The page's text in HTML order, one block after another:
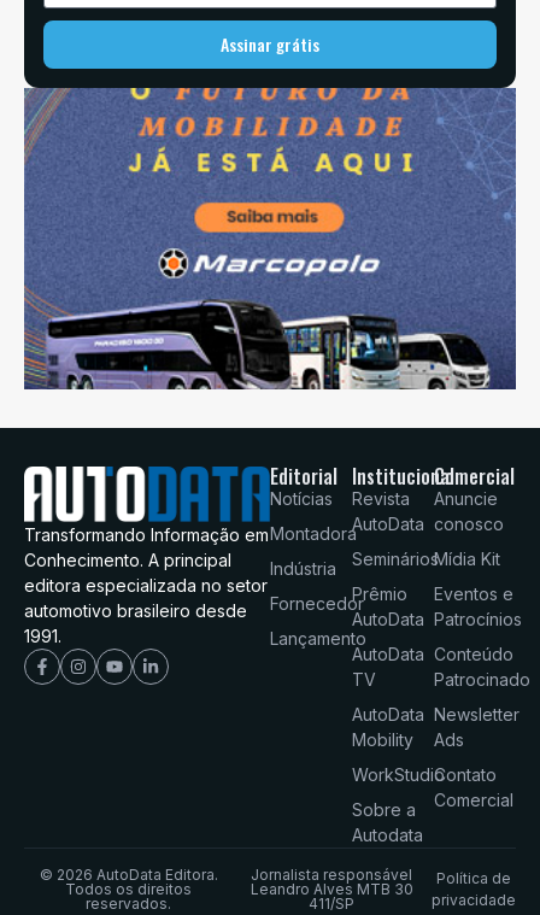
Assinar grátis
Transformando Informação em
Conhecimento. A principal
editora especializada no setor
automotivo brasileiro desde
1991.
Editorial
Notícias
Montadora
Indústria
Fornecedor
Lançamento
Institucional
Revista
AutoData
Seminários
Prêmio
AutoData
AutoData
TV
AutoData
Mobility
WorkStudio
Sobre a
Autodata
Comercial
Anuncie
conosco
Mídia Kit
Eventos e
Patrocínios
Conteúdo
Patrocinado
Newsletter
Ads
Contato
Comercial
© 2026 AutoData Editora.
Todos os direitos
reservados.
Jornalista responsável
Leandro Alves MTB 30
411/SP
Política de
privacidade